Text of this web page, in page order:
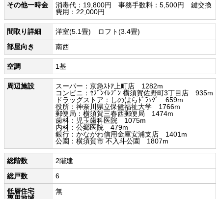
その他一時金
消毒代：19,800円 事務手数料：5,500円 鍵交換
費用：22,000円
間取り詳細
洋室(5.1畳) ロフト(3.4畳)
部屋向き
南西
空調 1基
周辺施設
スーパー：京急ｽﾄｱ上町店 1282m
コンビニ：ｾﾌﾞﾝｲﾚﾌﾞﾝ 横須賀佐野町3丁目店 935m
ドラッグストア：しのはらﾄﾞﾗｯｸﾞ 659m
役所：神奈川県立保健福祉大学 1766m
郵便局：横須賀三春西郵便局 1474m
歯科：児玉歯科医院 1075m
内科：公郷医院 479m
銀行：かながわ信用金庫安浦支店 1401m
公園：横須賀市 不入斗公園 1807m
総階数
2階建
総戸数
6
低層住宅
無